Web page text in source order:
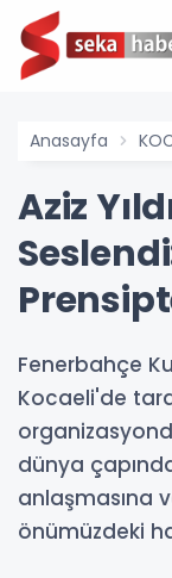
Anasayfa
Aziz
Fenerbahçe
Kocaeli'de
dünya
anlaşmasına
önümüzdeki